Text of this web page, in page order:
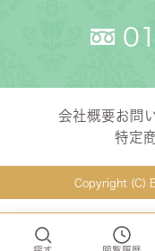
会社概要お問
特定
Copyright (C)